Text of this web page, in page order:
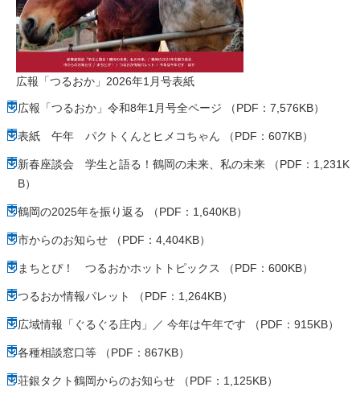
広報「つるおか」2026年1月号表紙
広報「つるおか」令和8年1月号全ページ （PDF：7,576KB）
表紙 午年 パクトくんとヒメコちゃん （PDF：607KB）
新春座談会 学生と語る！鶴岡の未来、私の未来 （PDF：1,231K
B）
鶴岡の2025年を振り返る （PDF：1,640KB）
市からのお知らせ （PDF：4,404KB）
まちとぴ！ つるおかホットトピックス （PDF：600KB）
つるおか情報パレット （PDF：1,264KB）
広域情報「ぐるぐる庄内」／ 今年は午年です （PDF：915KB）
各種相談窓口等 （PDF：867KB）
荘銀タクト鶴岡からのお知らせ （PDF：1,125KB）